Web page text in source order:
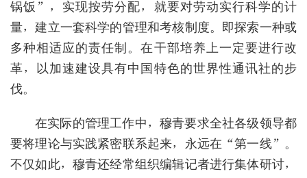
锅饭”，实现按劳分配，就要对劳动实行科学的计
量，建立一套科学的管理和考核制度。即探索一种或
多种相适应的责任制。在干部培养上一定要进行改
革，以加速建设具有中国特色的世界性通讯社的步
伐。
在实际的管理工作中，穆青要求全社各级领导都
要将理论与实践紧密联系起来，永远在“第一线”。
不仅如此，穆青还经常组织编辑记者进行集体研讨，